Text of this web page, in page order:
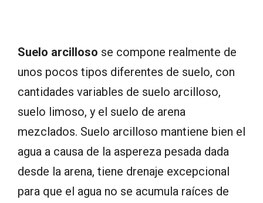
Suelo arcilloso se compone realmente de
unos pocos tipos diferentes de suelo, con
cantidades variables de suelo arcilloso,
suelo limoso, y el suelo de arena
mezclados. Suelo arcilloso mantiene bien el
agua a causa de la aspereza pesada dada
desde la arena, tiene drenaje excepcional
para que el agua no se acumula raíces de